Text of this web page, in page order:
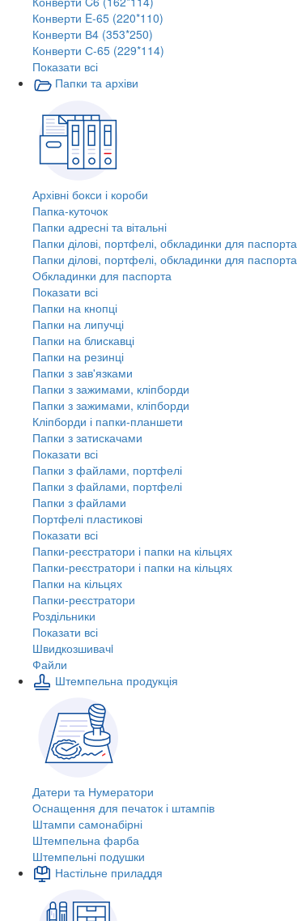
Конверти E-65 (220*110)
Конверти В4 (353*250)
Конверти С-65 (229*114)
Показати всі
Папки та архіви
Архівні бокси і короби
Папка-куточок
Папки адресні та вітальні
Папки ділові, портфелі, обкладинки для паспорта
Папки ділові, портфелі, обкладинки для паспорта
Обкладинки для паспорта
Показати всі
Папки на кнопці
Папки на липучці
Папки на блискавці
Папки на резинці
Папки з зав'язками
Папки з зажимами, кліпборди
Папки з зажимами, кліпборди
Кліпборди і папки-планшети
Папки з затискачами
Показати всі
Папки з файлами, портфелі
Папки з файлами, портфелі
Папки з файлами
Портфелі пластикові
Показати всі
Папки-реєстратори і папки на кільцях
Папки-реєстратори і папки на кільцях
Папки на кільцях
Папки-реєстратори
Роздільники
Показати всі
Швидкозшивачi
Файли
Штемпельна продукція
Датери та Нумератори
Оснащення для печаток і штампів
Штампи самонабірні
Штемпельна фарба
Штемпельні подушки
Настільне приладдя